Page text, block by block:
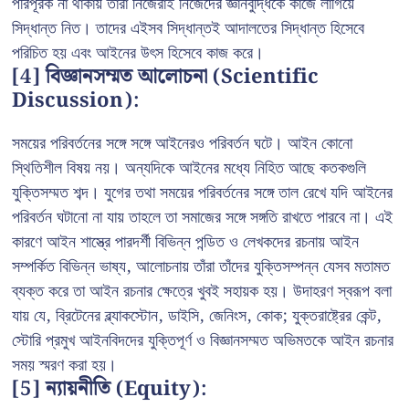
সিদ্ধান্ত নিত। তাদের এইসব সিদ্ধান্তই আদালতের সিদ্ধান্ত হিসেবে
পরিচিত হয় এবং আইনের উৎস হিসেবে কাজ করে।
[4] বিজ্ঞানসম্মত আলোচনা (Scientific
Discussion):
সময়ের পরিবর্তনের সঙ্গে সঙ্গে আইনেরও পরিবর্তন ঘটে। আইন কোনো
স্থিতিশীল বিষয় নয়। অন্যদিকে আইনের মধ্যে নিহিত আছে কতকগুলি
যুক্তিসম্মত শব্দ। যুগের তথা সময়ের পরিবর্তনের সঙ্গে তাল রেখে যদি আইনের
পরিবর্তন ঘটানো না যায় তাহলে তা সমাজের সঙ্গে সঙ্গতি রাখতে পারবে না। এই
কারণে আইন শাস্ত্রে পারদর্শী বিভিন্ন পন্ডিত ও লেখকদের রচনায় আইন
সম্পর্কিত বিভিন্ন ভাষ্য, আলোচনায় তাঁরা তাঁদের যুক্তিসম্পন্ন যেসব মতামত
ব্যক্ত করে তা আইন রচনার ক্ষেত্রে খুবই সহায়ক হয়। উদাহরণ স্বরূপ বলা
যায় যে, ব্রিটেনের ব্ল্যাকস্টোন, ডাইসি, জেনিংস, কোক; যুক্তরাষ্ট্রের কেন্ট,
স্টোরি প্রমুখ আইনবিদদের যুক্তিপূর্ণ ও বিজ্ঞানসম্মত অভিমতকে আইন রচনার
সময় স্মরণ করা হয়।
[5] ন্যায়নীতি (Equity):